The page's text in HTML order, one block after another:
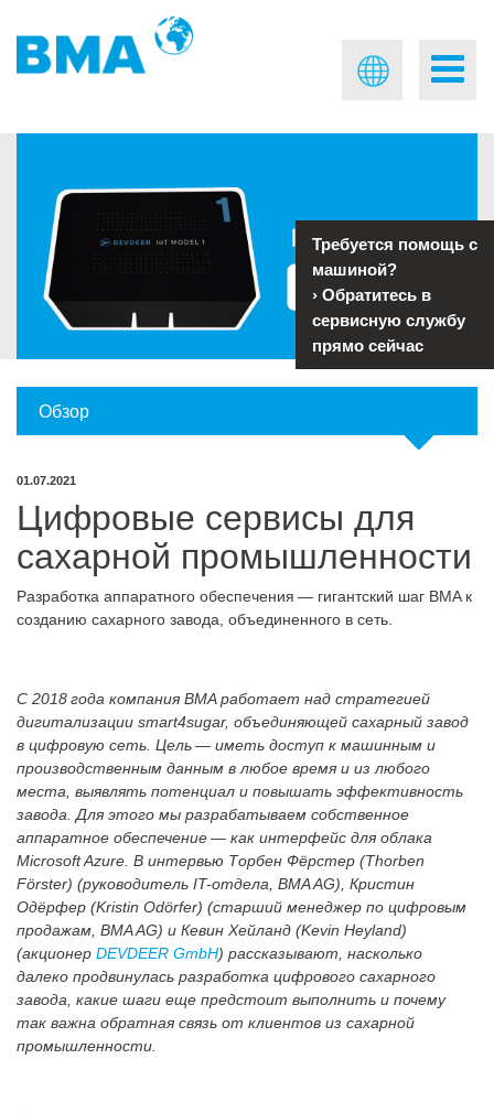
Обзор
01.07.2021
Цифровые сервисы для
сахарной промышленности
Разработка аппаратного обеспечения — гигантский шаг BMA к
созданию сахарного завода, объединенного в сеть.
С 2018 года компания BMA работает над стратегией
дигитализации smart4sugar, объединяющей сахарный завод
в цифровую сеть. Цель — иметь доступ к машинным и
производственным данным в любое время и из любого
места, выявлять потенциал и повышать эффективность
завода. Для этого мы разрабатываем собственное
аппаратное обеспечение — как интерфейс для облака
Microsoft Azure. В интервью Торбен Фёрстер (Thorben
Förster) (руководитель IT-отдела, BMA AG), Кристин
Одёрфер (Kristin Odörfer) (старший менеджер по цифровым
продажам, BMA AG) и Кевин Хейланд (Kevin Heyland)
(акционер DEVDEER GmbH) рассказывают, насколько
далеко продвинулась разработка цифрового сахарного
завода, какие шаги еще предстоит выполнить и почему
так важна обратная связь от клиентов из сахарной
промышленности.
Требуется помощь с
машиной?
› Обратитесь в
сервисную службу
прямо сейчас